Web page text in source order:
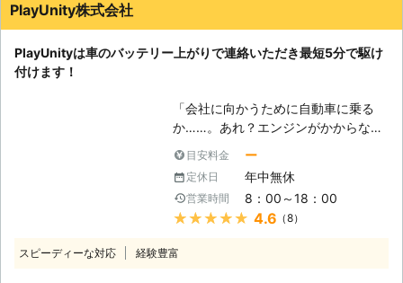
う。 弊社は24時間365日で対応して
おります。深夜でも最短20分で駆け
めさせていただきます。
ができるので、お客様の「目的地に行
けなくなるかも……」という問題を解
消いたします。 もしも車のバッテリ
がお客様により良い快適な旅行ライフ
や快適で明るいカーライフを提供いた
けられるようになったのです。 この
することができます。もしも車のエン
ジンが止まった場合、弊社までご連絡
くださいませ。連絡後、弊社スタッフ
がお客様の元へ駆けつけて車のバッテ
PlayUnity株式会社
PlayUnityは車のバッテリー上がりで連絡いただき最短5分で駆け
付けます！
「会社に向かうために自動車に乗る
か……。あれ？エンジンがかからな
りますよね。当たり前のように動くと
思っていたので、今から電車で会社に
行こうにも、遅刻してしまうかもしれ
ません。「どうせ遅刻するなら、車が
なときは弊社「PlayUnity」が高速で
目安料金 ー
定休日 年中無休
営業時間 8：00～18：00
★★★★★ 4.6 （8）
スピーディーな対応 経験豊富